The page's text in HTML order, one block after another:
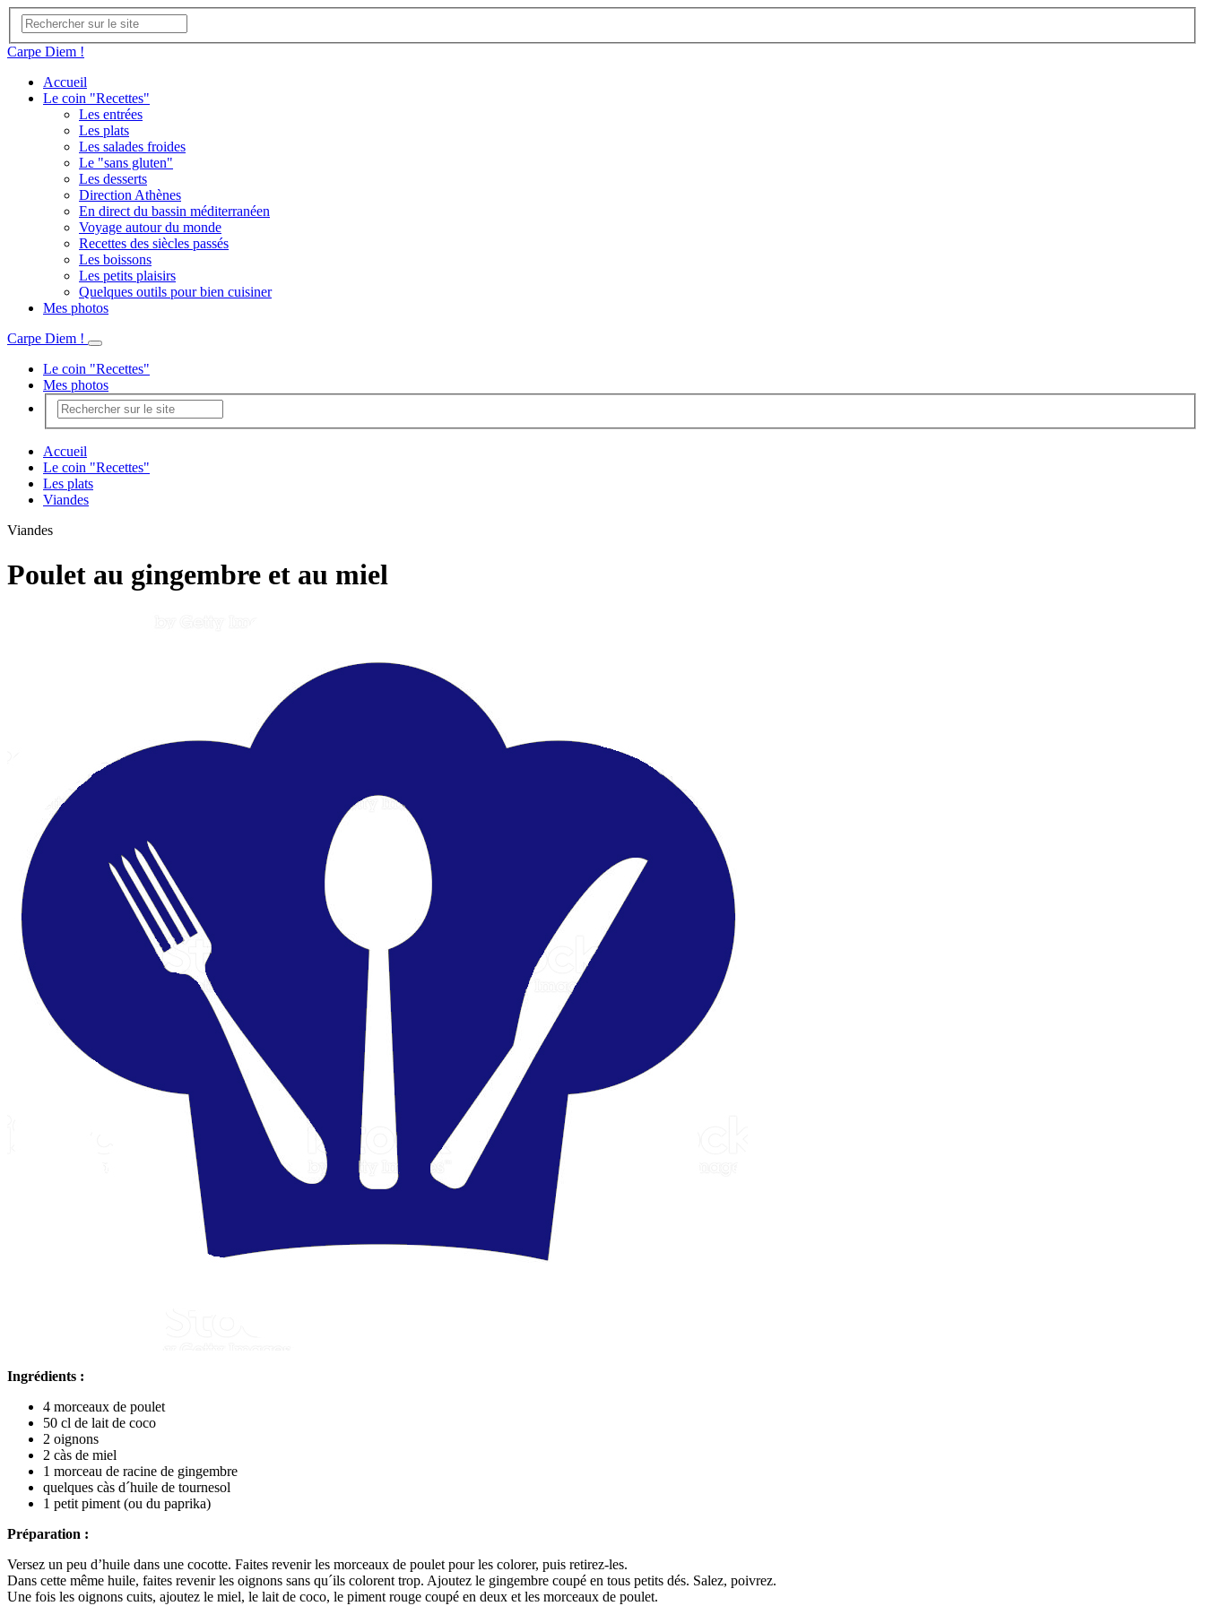
Carpe Diem !
Accueil
Le coin "Recettes"
Les entrées
Les plats
Les salades froides
Le "sans gluten"
Les desserts
Direction Athènes
En direct du bassin méditerranéen
Voyage autour du monde
Recettes des siècles passés
Les boissons
Les petits plaisirs
Quelques outils pour bien cuisiner
Mes photos
Carpe Diem !
Le coin "Recettes"
Mes photos
Accueil
Le coin "Recettes"
Les plats
Viandes
Viandes
Poulet au gingembre et au miel
Ingrédients :
4 morceaux de poulet
50 cl de lait de coco
2 oignons
2 càs de miel
1 morceau de racine de gingembre
quelques càs d´huile de tournesol
1 petit piment (ou du paprika)
Préparation :
Versez un peu d’huile dans une cocotte. Faites revenir les morceaux de poulet pour les colorer, puis retirez-les.
Dans cette même huile, faites revenir les oignons sans qu´ils colorent trop. Ajoutez le gingembre coupé en tous petits dés. Salez, poivrez.
Une fois les oignons cuits, ajoutez le miel, le lait de coco, le piment rouge coupé en deux et les morceaux de poulet.